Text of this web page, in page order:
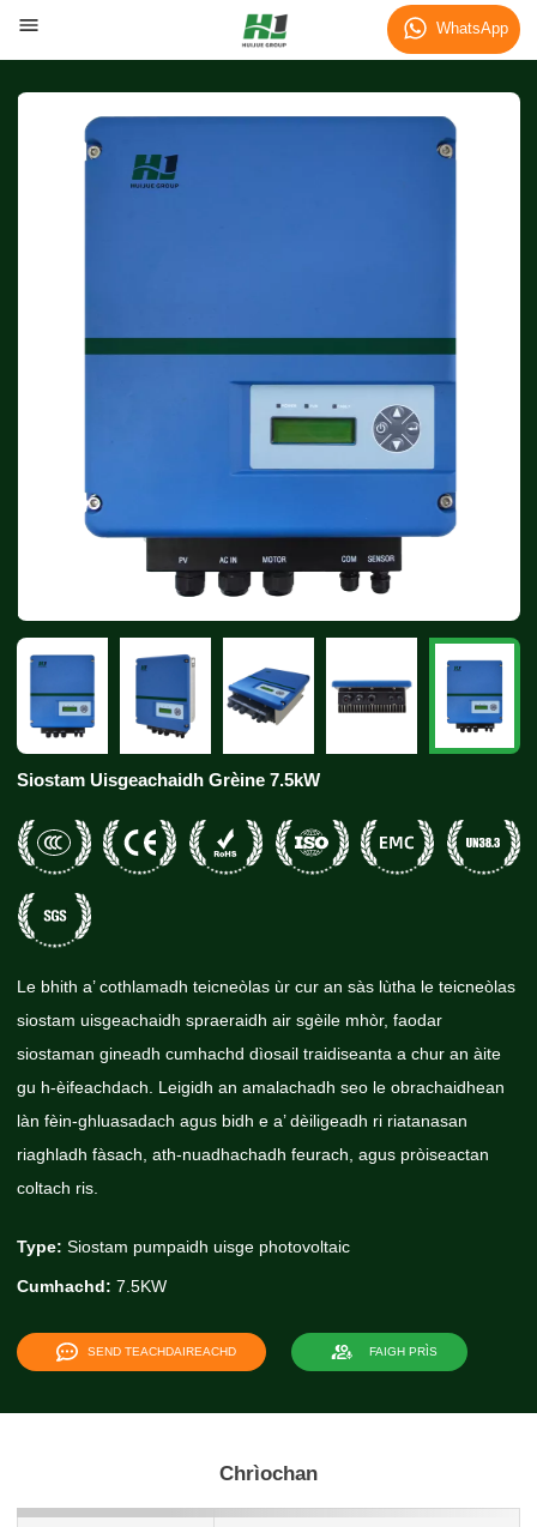
WhatsApp
Siostam Uisgeachaidh Grèine 7.5kW
Le bhith a’ cothlamadh teicneòlas ùr cur an sàs lùtha le teicneòlas
siostam uisgeachaidh spraeraidh air sgèile mhòr, faodar
siostaman gineadh cumhachd dìosail traidiseanta a chur an àite
gu h-èifeachdach. Leigidh an amalachadh seo le obrachaidhean
làn fèin-ghluasadach agus bidh e a’ dèiligeadh ri riatanasan
riaghladh fàsach, ath-nuadhachadh feurach, agus pròiseactan
coltach ris.
Type: Siostam pumpaidh uisge photovoltaic
Cumhachd: 7.5KW
SEND TEACHDAIREACHD FAIGH PRÌS
Chrìochan